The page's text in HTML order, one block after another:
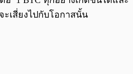
เสี่ยงไปกับโอกาสนั้น